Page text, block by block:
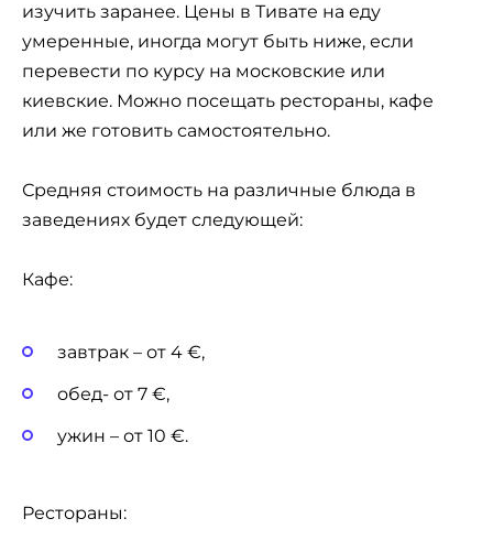
изучить заранее. Цены в Тивате на еду
умеренные, иногда могут быть ниже, если
перевести по курсу на московские или
киевские. Можно посещать рестораны, кафе
или же готовить самостоятельно.
Средняя стоимость на различные блюда в
заведениях будет следующей:
Кафе:
завтрак – от 4 €,
обед- от 7 €,
ужин – от 10 €.
Рестораны: